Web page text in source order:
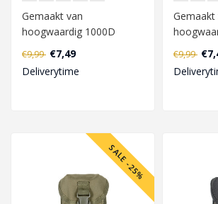
Gemaakt van
hoogwaardig 1000D
polyester, gekenmerkt
door een hoge weerstand
tege..
€9,99 €7,49
Deliverytime
Gemaakt
door
tege..
€9,99
SALE -25%